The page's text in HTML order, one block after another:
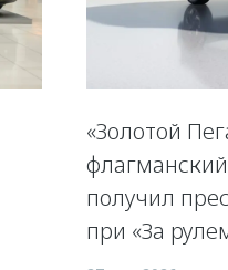
«Золотой
получил
при «За